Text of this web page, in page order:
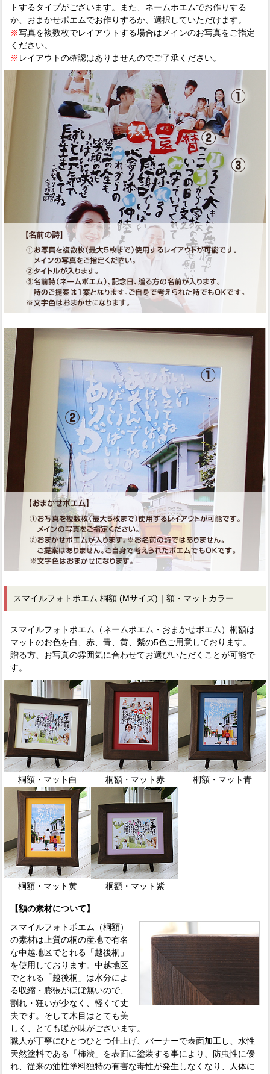
トするタイプがございます。また、ネームポエムでお作りする
か、おまかせポエムでお作りするか、選択していただけます。
※写真を複数枚でレイアウトする場合はメインのお写真をご指定
ください。
※ レイアウトの確認はありませんのでご了承ください。
スマイルフォトポエム 桐額 (Mサイズ)｜額・マットカラー
スマイルフォトポエム（ネームポエム・おまかせポエム）桐額は
マットのお色を白、赤、青、黄、紫の5色ご用意しております。
贈る方、お写真の雰囲気に合わせてお選びいただくことが可能で
す。
桐額・マット白 桐額・マット赤 桐額・マット青
桐額・マット黄 桐額・マット紫
【額の素材について】
スマイルフォトポエム（桐額）
の素材は上質の桐の産地で有名
な中越地区でとれる「越後桐」
を使用しております。中越地区
でとれる「越後桐」は水分によ
る収縮・膨張がほぼ無いので、
割れ・狂いが少なく、軽くて丈
夫です。そして木目はとても美
しく、とても暖か味がございます。
職人が丁寧にひとつひとつ仕上げ、バーナーで表面加工し、水性
天然塗料である「柿渋」を表面に塗装する事により、防虫性に優
れ、従来の油性塗料独特の有害な毒性が発生しなくなり、人体に